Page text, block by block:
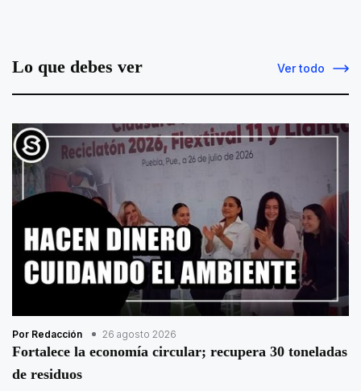
Lo que debes ver Ver todo
Por Redacción 26 agosto 2026
Fortalece la economía circular; recupera 30 toneladas
de residuos